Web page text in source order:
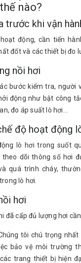
nào?
trước khi vận
động, cần tiến
đốt và các thiết bị đo
nồi hơi
bước kiểm tra, người
động như bật công
đo áp suất lò hơi…
độ hoạt động
lò hơi trong suốt
dõi thông số hơi
quá trình cháy,
lò hơi.
hơi
đã cấp đủ lượng hơi
tôi chú trọng
bảo vệ môi trường
trang thiết bị hiện